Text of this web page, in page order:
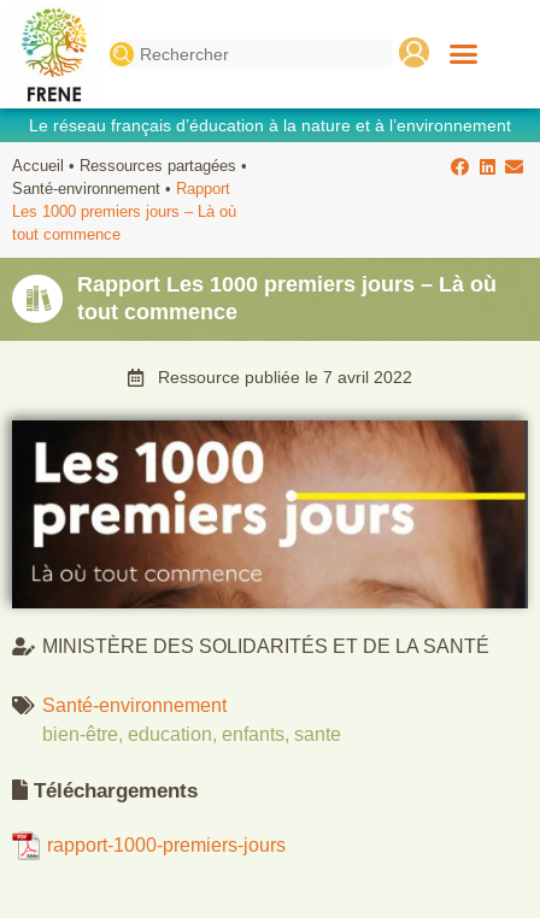
Search
for:
Le réseau français d’éducation à la nature et à l’environnement
Accueil • Ressources partagées •
Santé-environnement • Rapport
Les 1000 premiers jours – Là où
tout commence
Rapport Les 1000 premiers jours – Là où
tout commence
Ressource publiée le 7 avril 2022
MINISTÈRE DES SOLIDARITÉS ET DE LA SANTÉ
Santé-environnement
bien-être, education, enfants, sante
Téléchargements
rapport-1000-premiers-jours